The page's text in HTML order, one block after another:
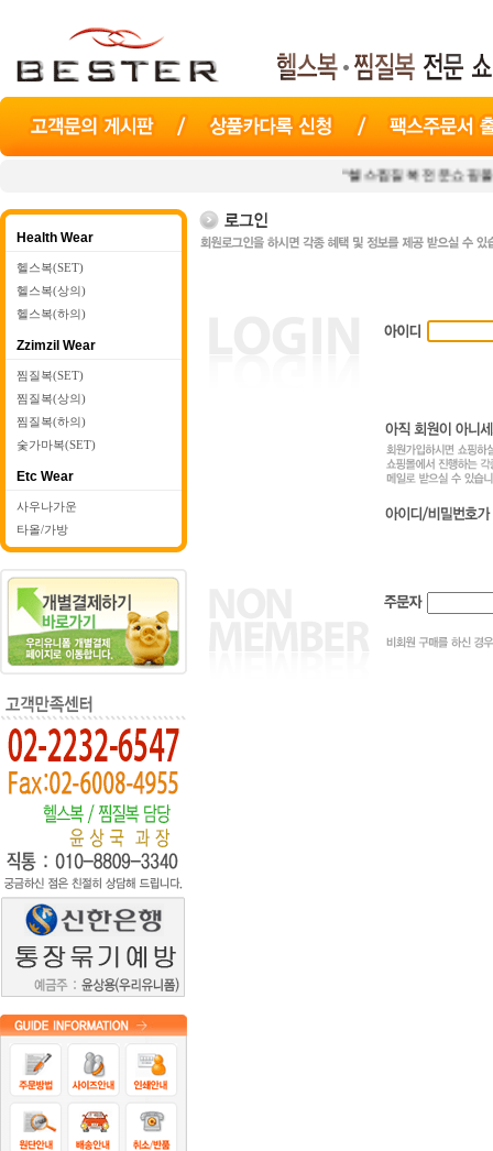
"헬스찜질복 전문쇼핑몰베
Health Wear
헬스복(SET)
헬스복(상의)
헬스복(하의)
Zzimzil Wear
찜질복(SET)
찜질복(상의)
찜질복(하의)
숯가마복(SET)
Etc Wear
사우나가운
타올/가방